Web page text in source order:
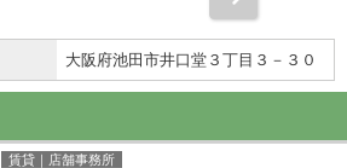
大阪府池田市井口堂３丁目３－３０
賃貸｜店舗事務所